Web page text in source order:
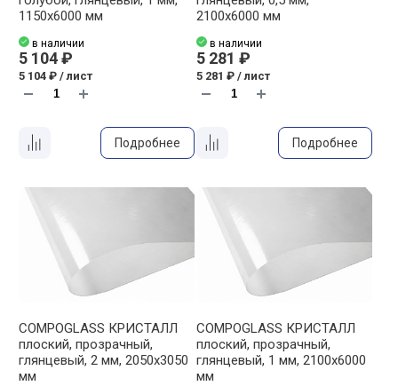
1150х6000 мм
в наличии
5 104 ₽
5 104 ₽ / лист
Подробнее
2100х6000 мм
в наличии
5 281 ₽
5 281 ₽ / лист
Подробнее
COMPOGLASS КРИСТАЛЛ
плоский, прозрачный,
глянцевый, 2 мм, 2050х3050
мм
COMPOGLASS КРИСТАЛЛ
плоский, прозрачный,
глянцевый, 1 мм, 2100х6000
мм